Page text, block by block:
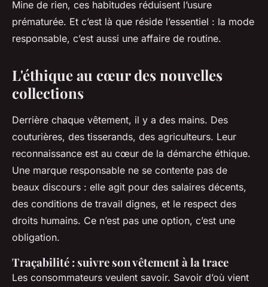
Mine de rien, ces habitudes réduisent l’usure
prématurée. Et c’est là que réside l’essentiel : la mode
responsable, c’est aussi une affaire de routine.
L'éthique au cœur des nouvelles
collections
Derrière chaque vêtement, il y a des mains. Des
couturières, des tisserands, des agriculteurs. Leur
reconnaissance est au cœur de la démarche éthique.
Une marque responsable ne se contente pas de
beaux discours : elle agit pour des salaires décents,
des conditions de travail dignes, et le respect des
droits humains. Ce n’est pas une option, c’est une
obligation.
Traçabilité : suivre son vêtement à la trace
Les consommateurs veulent savoir. Savoir d’où vient